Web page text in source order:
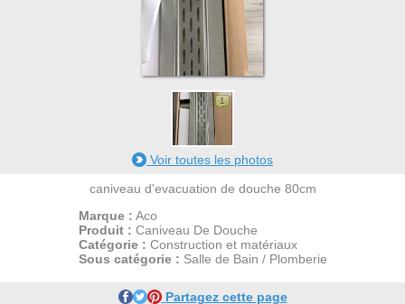
1
Voir toutes les photos
caniveau d'evacuation de douche 80cm
Marque : Aco
Produit : Caniveau De Douche
Catégorie : Construction et matériaux
Sous catégorie : Salle de Bain / Plomberie
Partagez cette page